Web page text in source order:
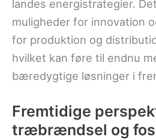
landes energistrategier.
muligheder for innovation
for produktion og
hvilket kan føre til endnu
bæredygtige løsninger i
Fremtidige
træbrændsel og